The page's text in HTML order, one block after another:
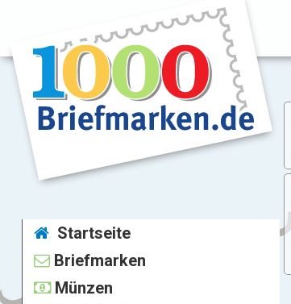
Startseite
Briefmarken
Münzen